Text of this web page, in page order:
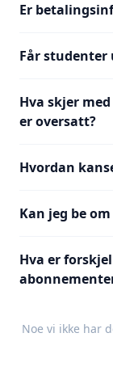
Er
Får
Hva skjer
er oversatt?
Hvordan
Kan jeg be
Hva er
Noe vi ikke har